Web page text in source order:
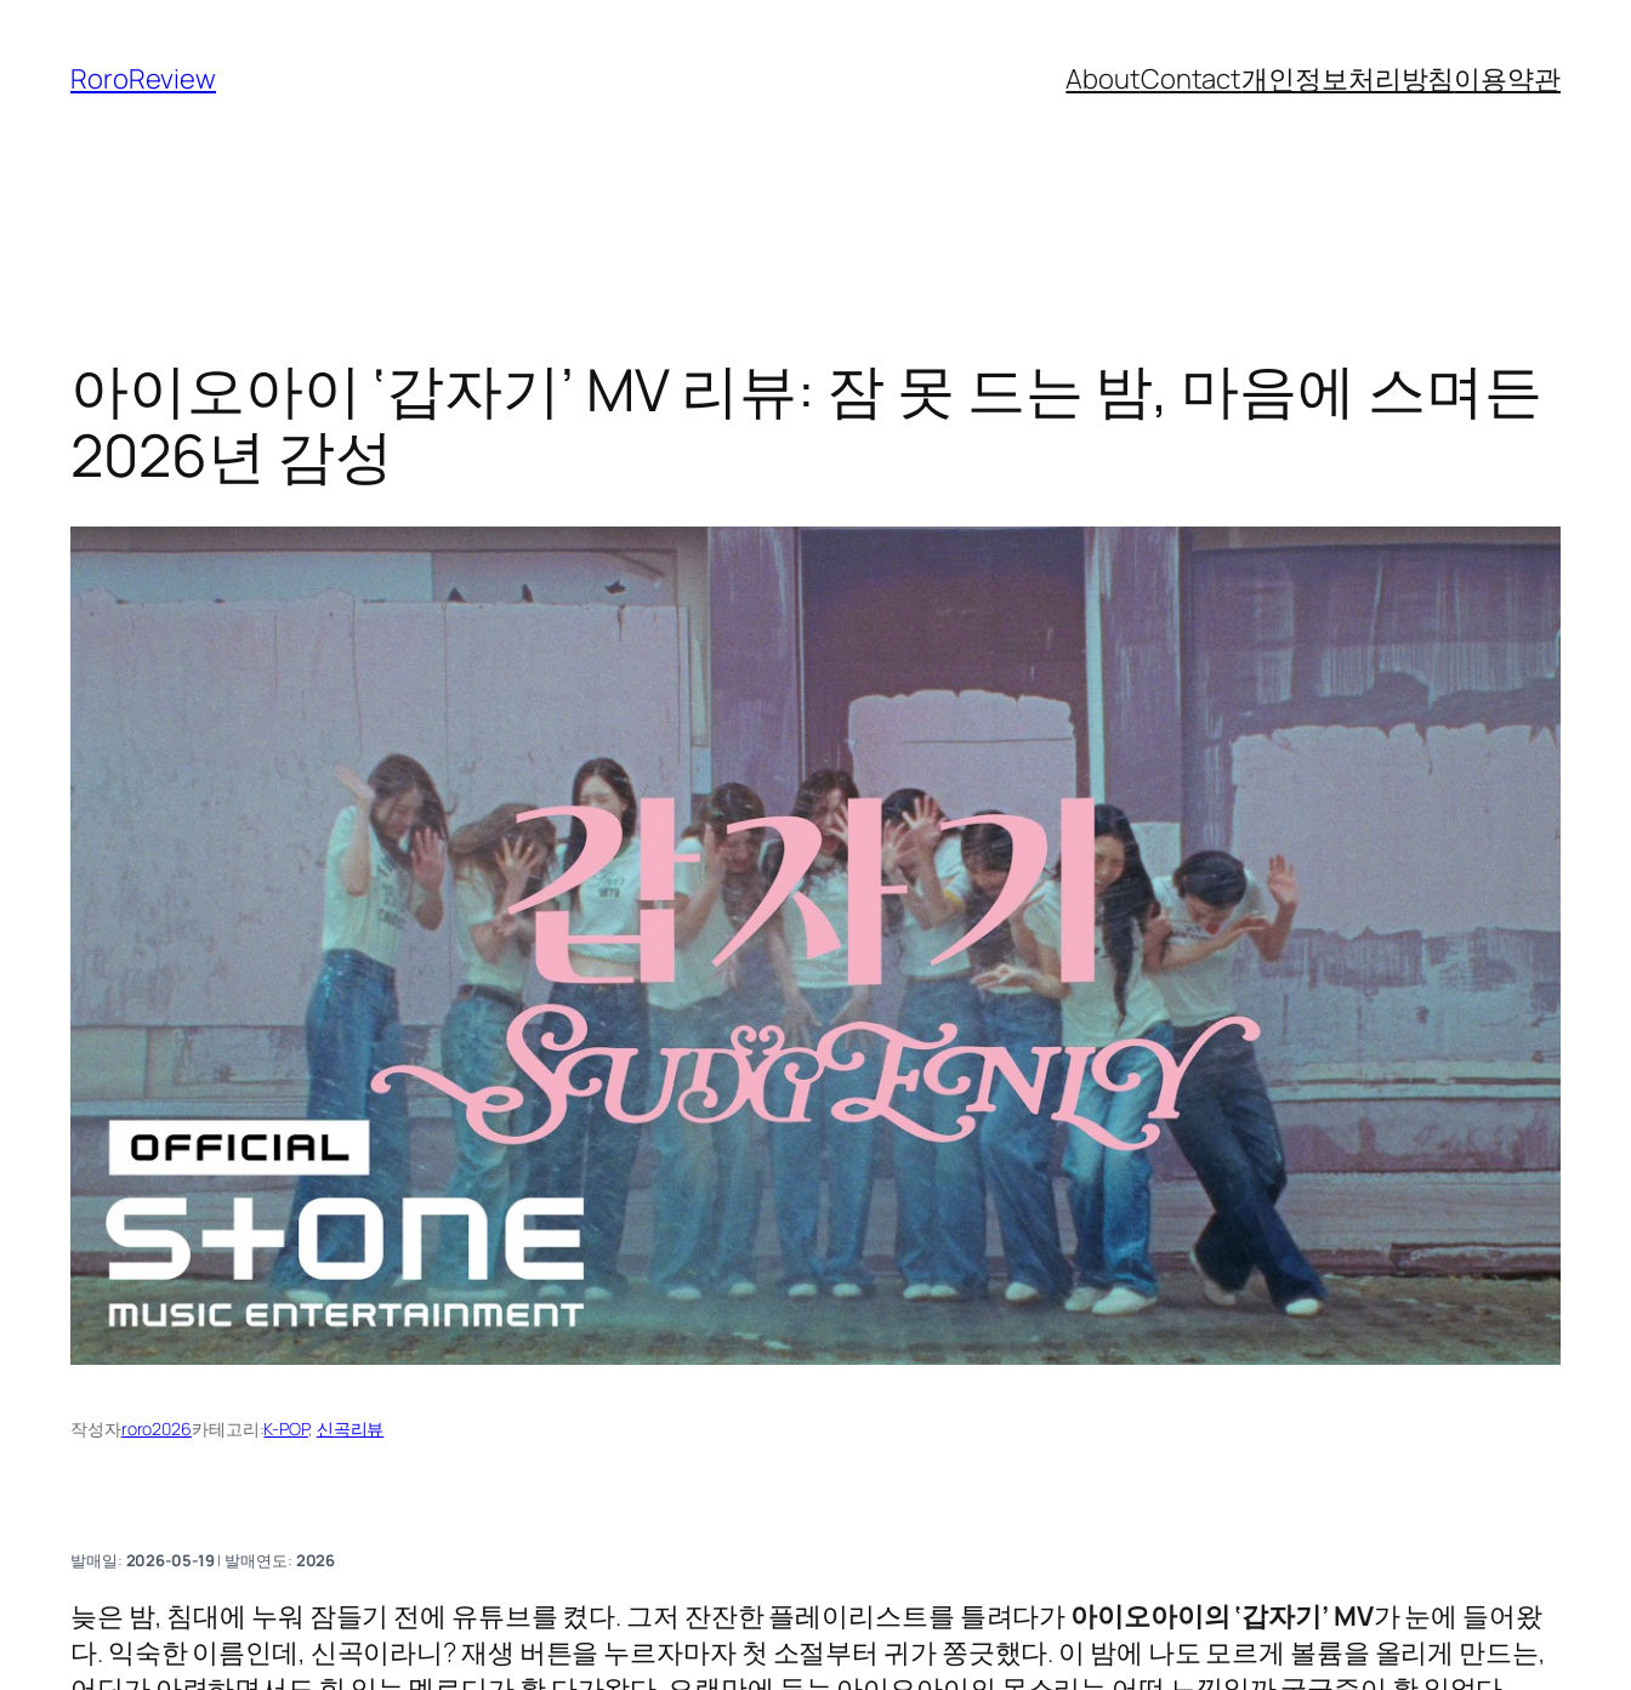
RoroReview AboutContact개인정보처리방침이용약관
아이오아이 ‘갑자기’ MV 리뷰: 잠 못 드는 밤, 마음에 스며든
2026년 감성
작성자roro2026카테고리:K-POP, 신곡리뷰
발매일: 2026-05-19| 발매연도: 2026
늦은 밤, 침대에 누워 잠들기 전에 유튜브를 켰다. 그저 잔잔한 플레이리스트를 틀려다가 아이오아이의 ‘갑자기’ MV가 눈에 들어왔
다. 익숙한 이름인데, 신곡이라니? 재생 버튼을 누르자마자 첫 소절부터 귀가 쫑긋했다. 이 밤에 나도 모르게 볼륨을 올리게 만드는,